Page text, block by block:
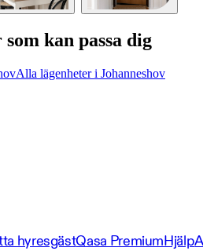
kan passa dig
Alla lägenheter i Johanneshov
hyresgästQasa PremiumHjälp